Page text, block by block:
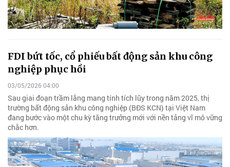
FDI bứt tốc, cổ phiếu bất động sản khu công
nghiệp phục hồi
03/05/2026 04:00
Sau giai đoạn trầm lắng mang tính tích lũy trong năm 2025, thị
trường bất động sản khu công nghiệp (BĐS KCN) tại Việt Nam
đang bước vào một chu kỳ tăng trưởng mới với nền tảng vĩ mô vững
chắc hơn.